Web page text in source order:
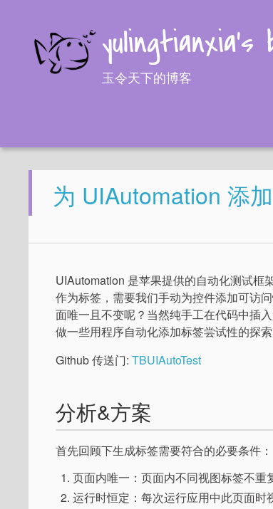
yulingtianxia's
玉令天下的博客
为 UIAutomation 添
UIAutomation 是苹果提供的自动化测试框
作为标签，需要我们手动为控件添加可访
面唯一且不变呢？当然纯手工在代码中插
做一些用程序自动化添加标签尝试性的探索
Github 传送门:TBUIAutoTest
分析&方案
首先回顾下生成标签需要符合的必要条件
页面内唯一：页面内不同视图标签不重
运行时恒定：每次运行应用中此页面时